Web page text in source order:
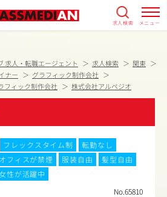
求人検索 メニュー
求人・転職エージェント 求人検索
関東
ナー
グラフィック制作会社
フィック制作会社
株式会社アルペジオ
フレックスタイム制
転勤なし
オフィスが禁煙 服装自由
髪型自由
性が活躍中
No.65810